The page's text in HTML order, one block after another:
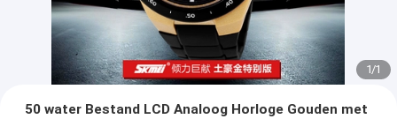
1/1
50 water Bestand LCD Analoog Horloge Gouden met